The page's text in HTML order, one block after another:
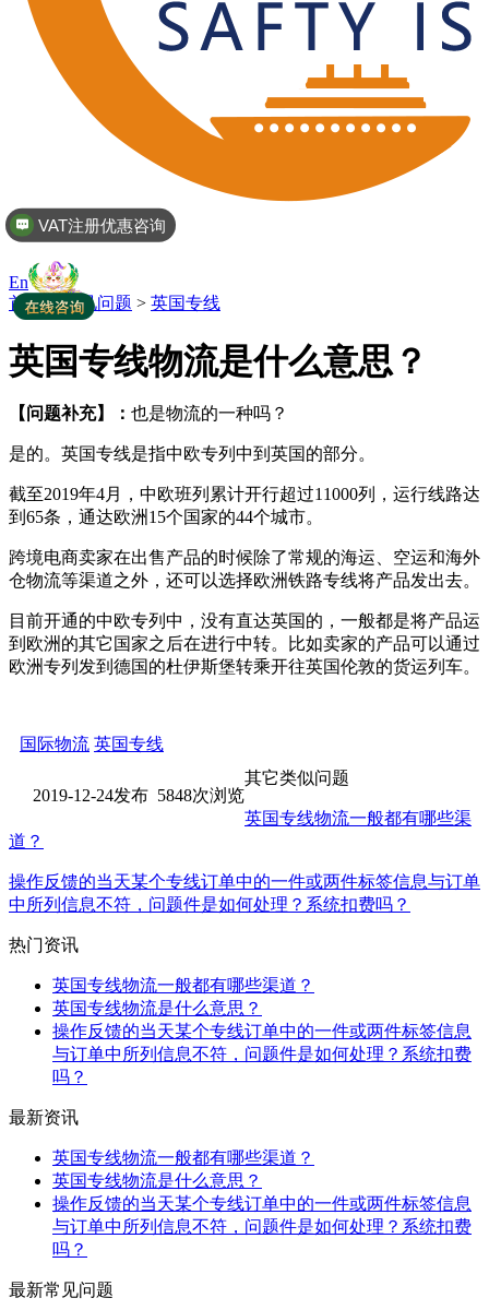
En
首页>常见问题 > 英国专线
英国专线物流是什么意思？
【问题补充】： 也是物流的一种吗？
是的。英国专线是指中欧专列中到英国的部分。
截至2019年4月，中欧班列累计开行超过11000列，运行线路达
到65条，通达欧洲15个国家的44个城市。
跨境电商卖家在出售产品的时候除了常规的海运、空运和海外
仓物流等渠道之外，还可以选择欧洲铁路专线将产品发出去。
目前开通的中欧专列中，没有直达英国的，一般都是将产品运
到欧洲的其它国家之后在进行中转。比如卖家的产品可以通过
欧洲专列发到德国的杜伊斯堡转乘开往英国伦敦的货运列车。
国际物流 英国专线
2019-12-24发布 5848次浏览
其它类似问题
英国专线物流一般都有哪些渠
道？
操作反馈的当天某个专线订单中的一件或两件标签信息与订单
中所列信息不符，问题件是如何处理？系统扣费吗？
热门资讯
英国专线物流一般都有哪些渠道？
英国专线物流是什么意思？
操作反馈的当天某个专线订单中的一件或两件标签信息
与订单中所列信息不符，问题件是如何处理？系统扣费
吗？
最新资讯
英国专线物流一般都有哪些渠道？
英国专线物流是什么意思？
操作反馈的当天某个专线订单中的一件或两件标签信息
与订单中所列信息不符，问题件是如何处理？系统扣费
吗？
最新常见问题
VAT注册优惠咨询